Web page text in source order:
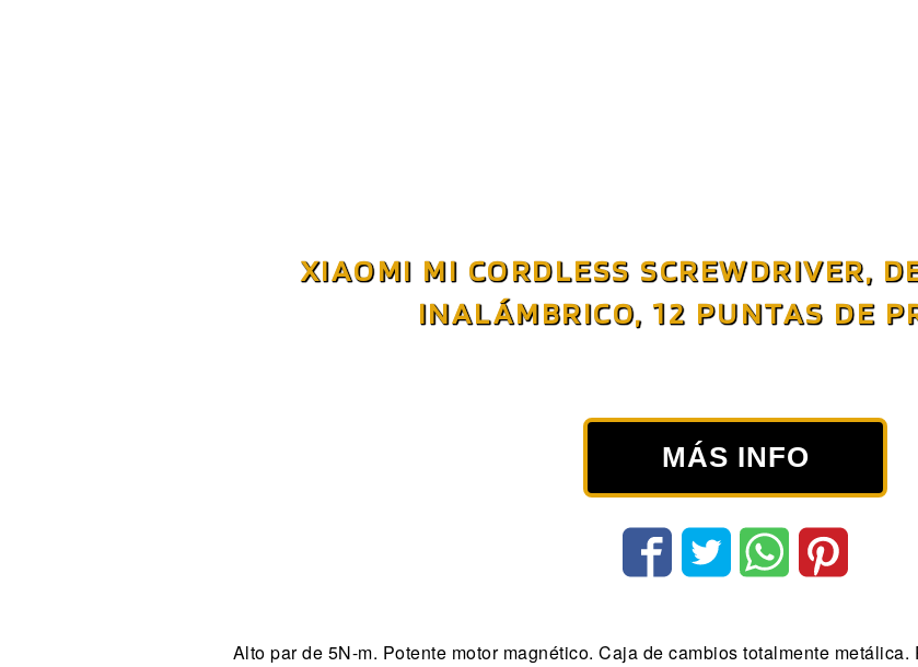
XIAOMI MI CORDLESS SCREWDRIVER,
INALÁMBRICO, 12 PUNTAS DE
MÁS INFO
Alto par de 5N-m. Potente motor magnético. Caja de cambios totalmente